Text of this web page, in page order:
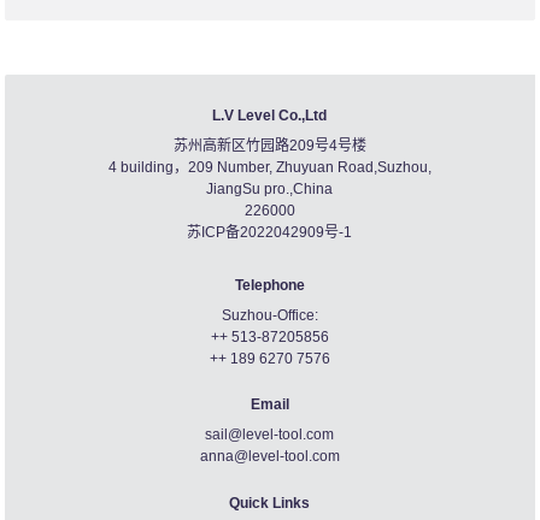
L.V Level Co.,Ltd
苏州高新区竹园路209号4号楼
4 building，209 Number, Zhuyuan Road,Suzhou,
JiangSu pro.,China
226000
苏ICP备2022042909号-1
Telephone
Suzhou-Office:
++ 513-87205856
++ 189 6270 7576
Email
sail@level-tool.com
anna@level-tool.com
Quick Links